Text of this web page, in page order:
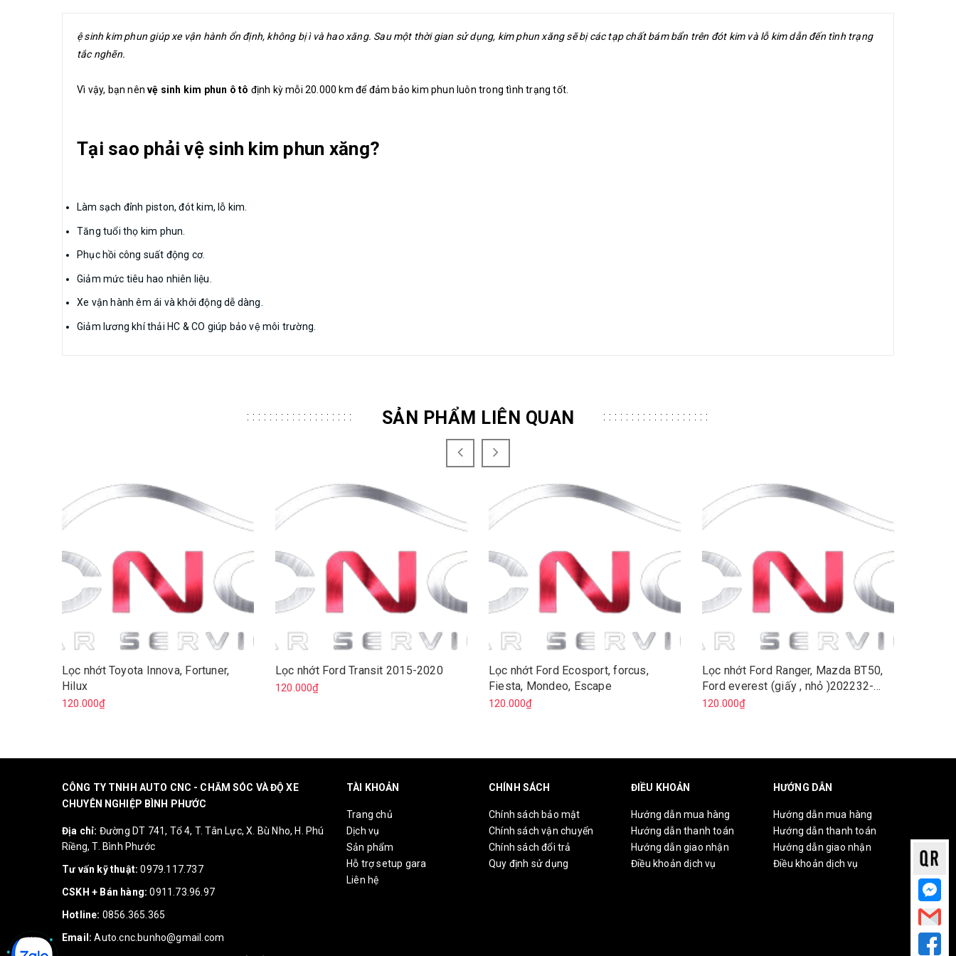
ệ sinh kim phun giúp xe vận hành ổn định, không bị ì và hao xăng. Sau một thời gian sử dụng, kim phun xăng sẽ bị các tạp chất bám bẩn trên đót kim và lỗ kim dẫn đến tình trạng
tắc nghẽn.
Vì vậy, bạn nênvệ sinh kim phun ô tô định kỳ mỗi 20.000 km để đảm bảo kim phun luôn trong tình trạng tốt.
Tại sao phải vệ sinh kim phun xăng?
Làm sạch đỉnh piston, đót kim, lỗ kim.
Tăng tuổi thọ kim phun.
Phục hồi công suất động cơ.
Giảm mức tiêu hao nhiên liệu.
Xe vận hành êm ái và khởi động dễ dàng.
Giảm lương khí thải HC & CO giúp bảo vệ môi trường.
SẢN PHẨM LIÊN QUAN
Lọc nhớt Toyota Innova, Fortuner,
Hilux
120.000₫
Lọc nhớt Ford Transit 2015-2020
120.000₫
Lọc nhớt Ford Ecosport, forcus,
Fiesta, Mondeo, Escape
120.000₫
Lọc nhớt Ford Ranger, Mazda BT50,
Ford everest (giấy , nhỏ )202232-
1373069-BB3Q-6744-BA
120.000₫
CÔNG TY TNHH AUTO CNC - CHĂM SÓC VÀ ĐỘ XE
CHUYÊN NGHIỆP BÌNH PHƯỚC
Địa chỉ: Đường DT 741, Tổ 4, T. Tân Lực, X. Bù Nho, H. Phú
Riềng, T. Bình Phước
Tư vấn kỹ thuật: 0979.117.737
CSKH + Bán hàng: 0911.73.96.97
Hotline: 0856.365.365
Email: Auto.cnc.bunho@gmail.com
TÀI KHOẢN
Trang chủ
Dịch vụ
Sản phẩm
Hỗ trợ setup gara
Liên hệ
CHÍNH SÁCH
Chính sách bảo mật
Chính sách vận chuyển
Chính sách đổi trả
Quy định sử dụng
ĐIỀU KHOẢN
Hướng dẫn mua hàng
Hướng dẫn thanh toán
Hướng dẫn giao nhận
Điều khoản dịch vụ
HƯỚNG DẪN
Hướng dẫn mua hàng
Hướng dẫn thanh toán
Hướng dẫn giao nhận
Điều khoản dịch vụ